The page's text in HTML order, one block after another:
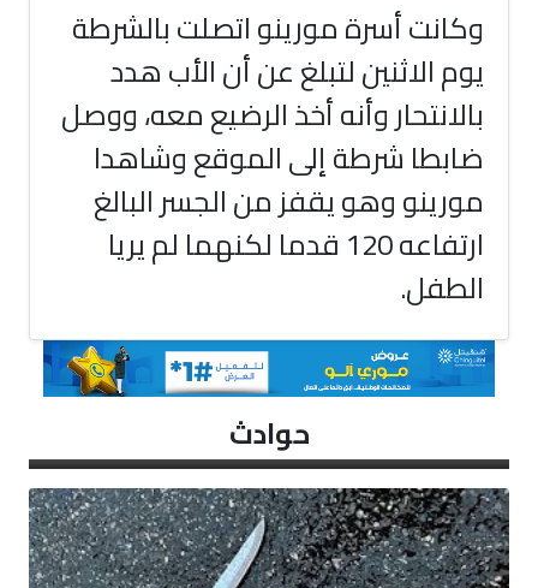
حوادث
وكانت أسرة مورينو اتصلت بالشرطة
يوم الاثنين لتبلغ عن أن الأب هدد
بالانتحار وأنه أخذ الرضيع معه، ووصل
ضابطا شرطة إلى الموقع وشاهدا
مورينو وهو يقفز من الجسر البالغ
ارتفاعه 120 قدما لكنهما لم يريا
الطفل.